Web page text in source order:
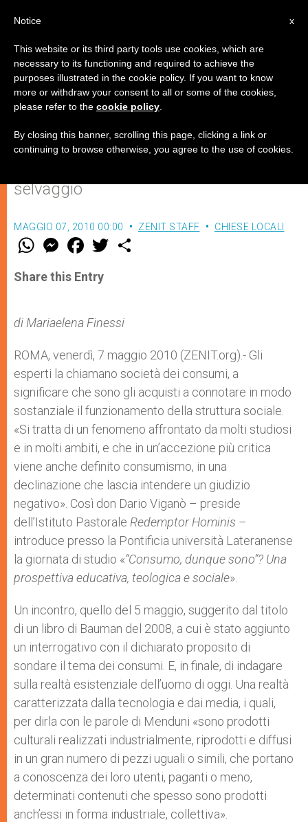
Una prospettiva educativa e
teologica al consumo
selvaggio
MAGGIO 07, 2010 00:00 ZENIT STAFF CHIESE LOCALI
W
t
s
M
e
s
e
e
r
F
a
e
b
k
w
Share this Entry
di Mariaelena Finessi
ROMA, venerdì, 7 maggio 2010 (ZENIT.org).- Gli
esperti la chiamano società dei consumi, a
significare che sono gli acquisti a connotare in modo
sostanziale il funzionamento della struttura sociale.
«Si tratta di un fenomeno affrontato da molti studiosi
e in molti ambiti, e che in un’accezione più critica
viene anche definito consumismo, in una
declinazione che lascia intendere un giudizio
negativo». Così don Dario Viganò – preside
dell’Istituto Pastorale Redemptor Hominis –
introduce presso la Pontificia università Lateranense
la giornata di studio «“Consumo, dunque sono”? Una
prospettiva educativa, teologica e sociale».
Un incontro, quello del 5 maggio, suggerito dal titolo
di un libro di Bauman del 2008, a cui è stato aggiunto
un interrogativo con il dichiarato proposito di
sondare il tema dei consumi. E, in finale, di indagare
sulla realtà esistenziale dell’uomo di oggi. Una realtà
caratterizzata dalla tecnologia e dai media, i quali,
per dirla con le parole di Menduni «sono prodotti
culturali realizzati industrialmente, riprodotti e diffusi
in un gran numero di pezzi uguali o simili, che portano
a conoscenza dei loro utenti, paganti o meno,
determinati contenuti che spesso sono prodotti
anch’essi in forma industriale, collettiva».
x
Notice
This website or its third party tools use cookies, which are
necessary to its functioning and required to achieve the
purposes illustrated in the cookie policy. If you want to know
more or withdraw your consent to all or some of the cookies,
please refer to the cookie policy
By closing this banner, scrolling this page, clicking a link or
continuing to browse otherwise, you agree to the use of cookies.